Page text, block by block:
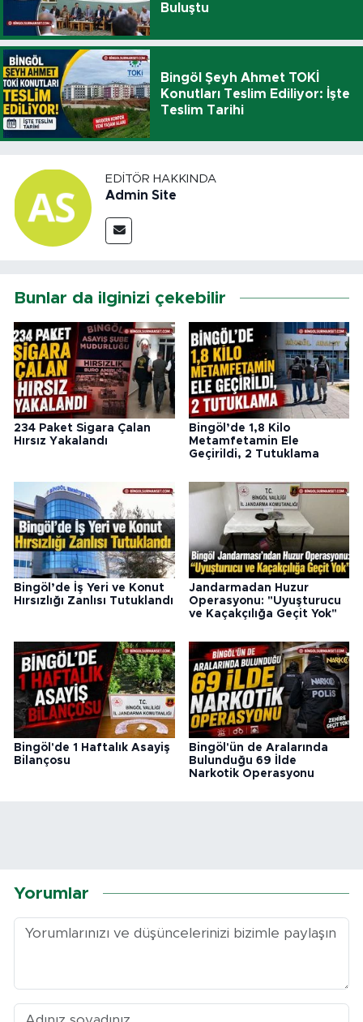
Buluştu
Bingöl Şeyh Ahmet TOKİ
Konutları Teslim Ediliyor: İşte
Teslim Tarihi
EDITÖR HAKKINDA
Admin Site
Bunlar da ilginizi çekebilir
234 Paket Sigara Çalan
Hırsız Yakalandı
Bingöl’de 1,8 Kilo
Metamfetamin Ele
Geçirildi, 2 Tutuklama
Bingöl’de İş Yeri ve Konut
Hırsızlığı Zanlısı Tutuklandı
Jandarmadan Huzur
Operasyonu: "Uyuşturucu
ve Kaçakçılığa Geçit Yok"
Bingöl'de 1 Haftalık Asayiş
Bilançosu
Bingöl'ün de Aralarında
Bulunduğu 69 İlde
Narkotik Operasyonu
Yorumlar